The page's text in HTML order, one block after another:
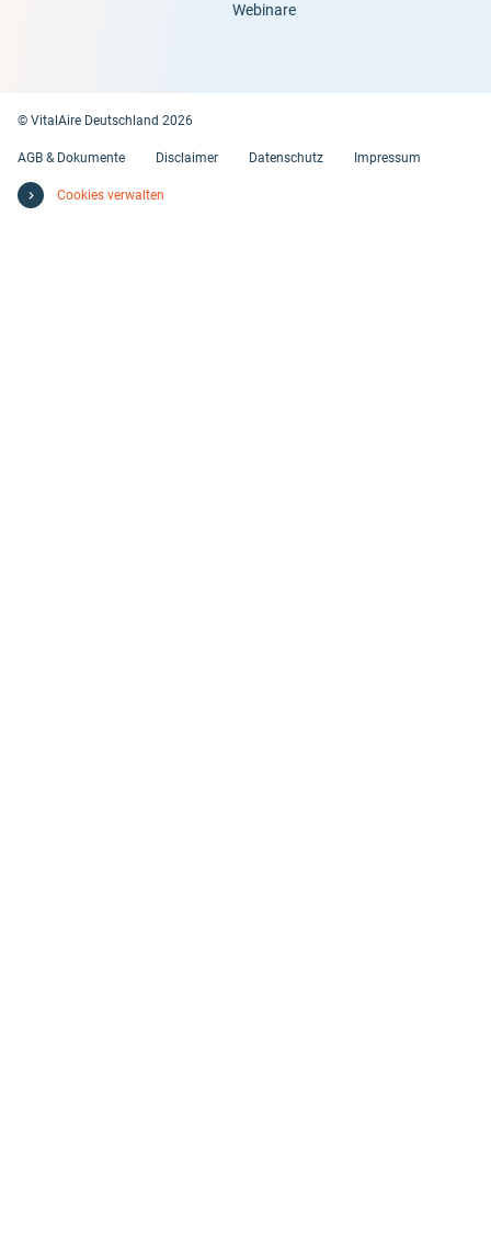
Webinare
© VitalAire Deutschland 2026
AGB & Dokumente Disclaimer Datenschutz Impressum
Cookies verwalten